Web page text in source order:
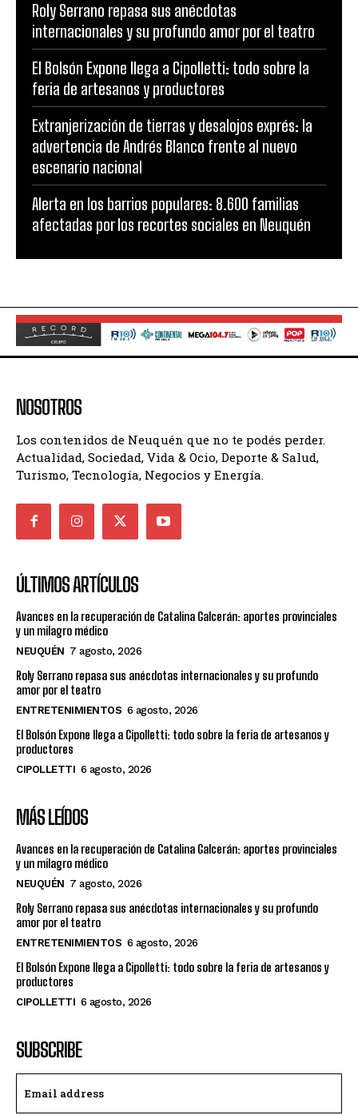
Roly Serrano repasa sus anécdotas
internacionales y su profundo amor por el teatro
El Bolsón Expone llega a Cipolletti: todo sobre la
feria de artesanos y productores
Extranjerización de tierras y desalojos exprés: la
advertencia de Andrés Blanco frente al nuevo
escenario nacional
Alerta en los barrios populares: 8.600 familias
afectadas por los recortes sociales en Neuquén
NOSOTROS
Los contenidos de Neuquén que no te podés perder.
Actualidad, Sociedad, Vida & Ocio, Deporte & Salud,
Turismo, Tecnología, Negocios y Energía.
ÚLTIMOS ARTÍCULOS
Avances en la recuperación de Catalina Galcerán: aportes provinciales
y un milagro médico
NEUQUÉN 7 agosto, 2026
Roly Serrano repasa sus anécdotas internacionales y su profundo
amor por el teatro
ENTRETENIMIENTOS 6 agosto, 2026
El Bolsón Expone llega a Cipolletti: todo sobre la feria de artesanos y
productores
CIPOLLETTI 6 agosto, 2026
MÁS LEÍDOS
Avances en la recuperación de Catalina Galcerán: aportes provinciales
y un milagro médico
NEUQUÉN 7 agosto, 2026
Roly Serrano repasa sus anécdotas internacionales y su profundo
amor por el teatro
ENTRETENIMIENTOS 6 agosto, 2026
El Bolsón Expone llega a Cipolletti: todo sobre la feria de artesanos y
productores
CIPOLLETTI 6 agosto, 2026
SUBSCRIBE